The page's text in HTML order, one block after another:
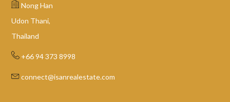
Nong Han
Udon Thani,
Thailand
+66 94 373 8998
connect@isanrealestate.com